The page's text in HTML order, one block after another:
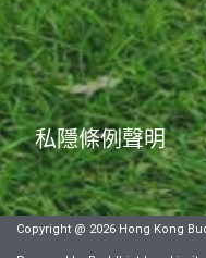
私隱條例聲明
Copyright @ 2026 Hong Kong